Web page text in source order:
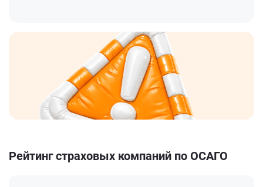
Рейтинг страховых компаний по ОСАГО